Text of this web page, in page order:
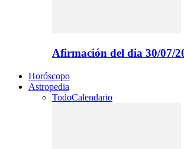
Afirmación del dia 30/07/
Horóscopo
Astropedia
TodoCalendario